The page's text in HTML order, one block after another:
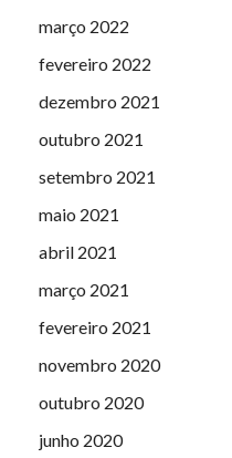
março 2022
fevereiro 2022
dezembro 2021
outubro 2021
setembro 2021
maio 2021
abril 2021
março 2021
fevereiro 2021
novembro 2020
outubro 2020
junho 2020